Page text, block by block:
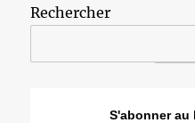
Rechercher
S'abonner au